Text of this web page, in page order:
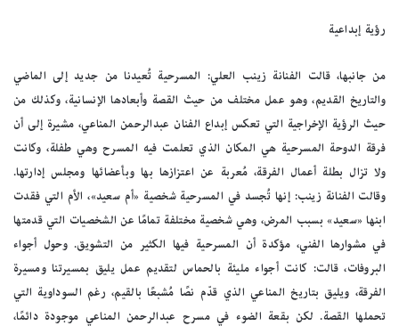
رؤية إبداعية
من جانبها، قالت الفنانة زينب العلي: المسرحية تُعيدنا من جديد إلى الماضي
والتاريخ القديم، وهو عمل مختلف من حيث القصة وأبعادها الإنسانية، وكذلك من
حيث الرؤية الإخراجية التي تعكس إبداع الفنان عبدالرحمن المناعي، مشيرة إلى أن
فرقة الدوحة المسرحية هي المكان الذي تعلمت فيه المسرح وهي طفلة، وكانت
ولا تزال بطلة أعمال الفرقة، مُعربة عن اعتزازها بها وبأعضائها ومجلس إدارتها.
وقالت الفنانة زينب: إنها تُجسد في المسرحية شخصية «أم سعيد»، الأم التي فقدت
ابنها «سعيد» بسبب المرض، وهي شخصية مختلفة تمامًا عن الشخصيات التي قدمتها
في مشوارها الفني، مؤكدة أن المسرحية فيها الكثير من التشويق. وحول أجواء
البروفات، قالت: كانت أجواء مليئة بالحماس لتقديم عمل يليق بمسيرتنا ومسيرة
الفرقة، ويليق بتاريخ المناعي الذي قدّم نصًا مُشبعًا بالقيم، رغم السوداوية التي
تحملها القصة. لكن بقعة الضوء في مسرح عبدالرحمن المناعي موجودة دائمًا،